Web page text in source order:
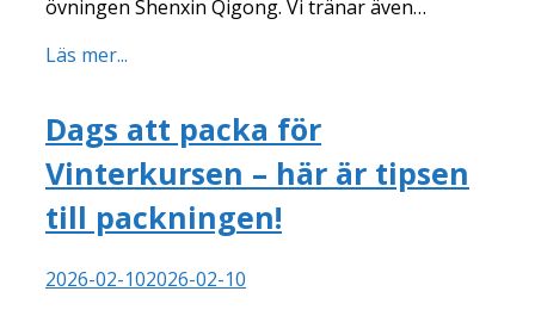
övningen Shenxin Qigong. Vi tränar även…
Läs mer...
Dags att packa för
Vinterkursen – här är tipsen
till packningen!
2026-02-102026-02-10